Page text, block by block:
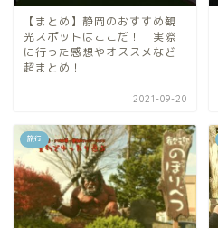
【まとめ】静岡のおすすめ観
光スポットはここだ！ 実際
に行った感想やオススメなど
超まとめ！
2021-09-20
旅行